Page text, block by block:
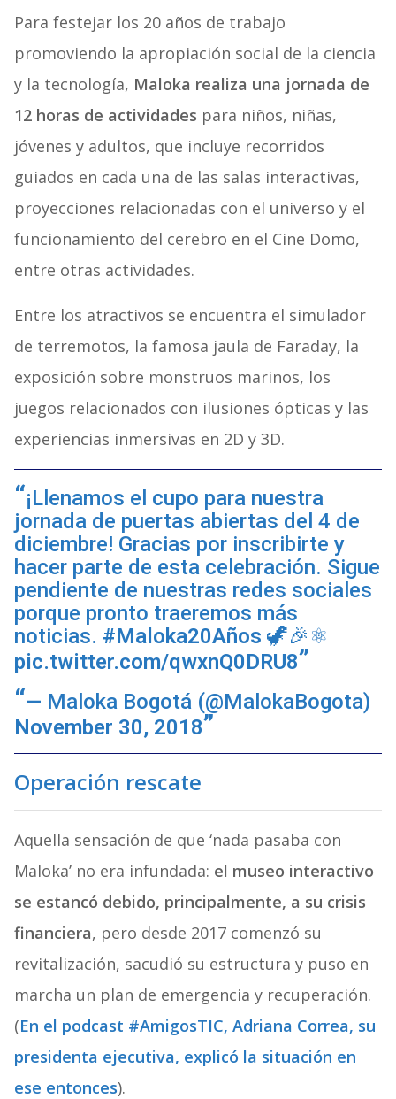
Para festejar los 20 años de trabajo
promoviendo la apropiación social de la ciencia
y la tecnología, Maloka realiza una jornada de
12 horas de actividades para niños, niñas,
jóvenes y adultos, que incluye recorridos
guiados en cada una de las salas interactivas,
proyecciones relacionadas con el universo y el
funcionamiento del cerebro en el Cine Domo,
entre otras actividades.
Entre los atractivos se encuentra el simulador
de terremotos, la famosa jaula de Faraday, la
exposición sobre monstruos marinos, los
juegos relacionados con ilusiones ópticas y las
experiencias inmersivas en 2D y 3D.
¡Llenamos el cupo para nuestra
jornada de puertas abiertas del 4 de
diciembre! Gracias por inscribirte y
hacer parte de esta celebración. Sigue
pendiente de nuestras redes sociales
porque pronto traeremos más
noticias. #Maloka20Años 🦖🎉⚛
pic.twitter.com/qwxnQ0DRU8
— Maloka Bogotá (@MalokaBogota)
November 30, 2018
Operación rescate
Aquella sensación de que ‘nada pasaba con
Maloka’ no era infundada: el museo interactivo
se estancó debido, principalmente, a su crisis
financiera, pero desde 2017 comenzó su
revitalización, sacudió su estructura y puso en
marcha un plan de emergencia y recuperación.
(En el podcast #AmigosTIC, Adriana Correa, su
presidenta ejecutiva, explicó la situación en
ese entonces).